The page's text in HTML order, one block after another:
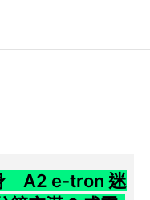
A2 e-tron 迷